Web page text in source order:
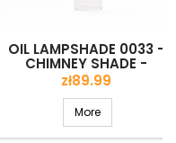
OIL LAMPSHADE 0033 -
CHIMNEY SHADE -
MOUNTING 30 MM
Price
zł89.99
More